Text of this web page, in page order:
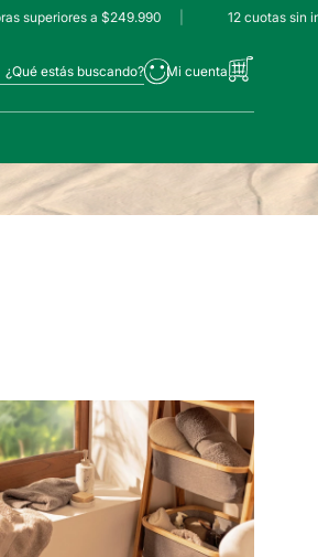
superiores a $249.990 12 cuotas sin
¿Qué estás buscando?